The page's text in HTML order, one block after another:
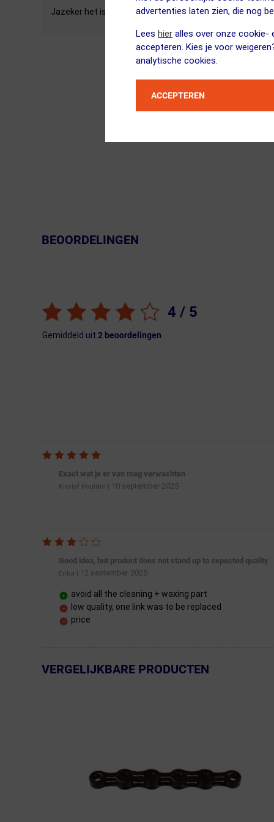
advertenties laten zien, die nog
Lees hier alles over onze cookie-
accepteren. Kies je voor
analytische cookies.
ACCEPTEREN
Jazeker het is ook mogelijk om na het ontvetten van de
← Terug naar productnavigatie
BEOORDELINGEN
4 / 5
Gemiddeld uit 2 beoordelingen
Exact wat je er van mag verwachten
Kristof Poulain | 10 september 2025
Good idea, but product does not stand up to expected quality
Erika | 12 september 2025
avoid all the cleaning + waxing part
low quality, one link was to be replaced
price
← Terug naar productnavigatie
VERGELIJKBARE PRODUCTEN